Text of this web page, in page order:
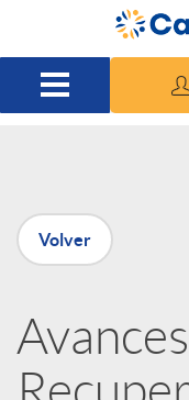
Saltar al contenido
P
u
b
Volver